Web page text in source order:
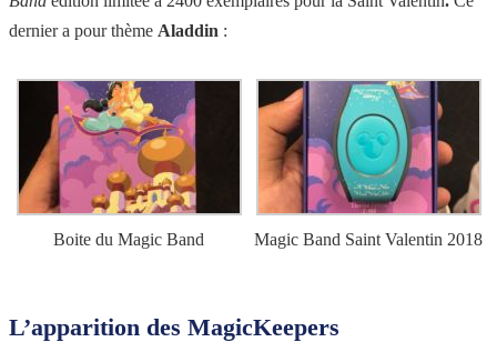
dernier a pour thème Aladdin :
Boite du Magic Band Magic Band Saint Valentin 2018
L’apparition des MagicKeepers